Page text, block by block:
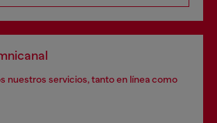
nuestros servicios, tanto en línea como